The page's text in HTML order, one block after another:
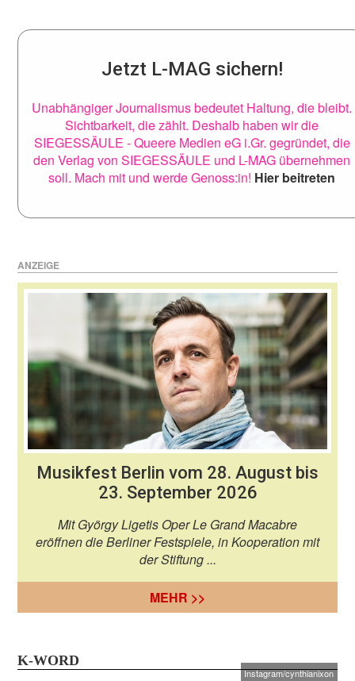
Jetzt L-MAG sichern!
Unabhängiger Journalismus bedeutet Haltung, die bleibt.
Sichtbarkeit, die zählt. Deshalb haben wir die
SIEGESSÄULE - Queere Medien eG i.Gr. gegründet, die
den Verlag von SIEGESSÄULE und L-MAG übernehmen
soll. Mach mit und werde Genoss:in! Hier beitreten
ANZEIGE
Musikfest Berlin vom 28. August bis
23. September 2026
Mit György Ligetis Oper Le Grand Macabre
eröffnen die Berliner Festspiele, in Kooperation mit
der Stiftung ...
MEHR >>
K-WORD
Instagram/cynthianixon